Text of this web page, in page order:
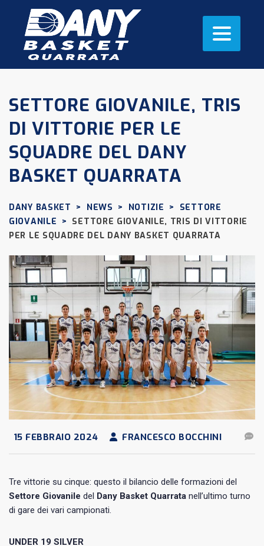
SETTORE GIOVANILE, TRIS
DI VITTORIE PER LE
SQUADRE DEL DANY
BASKET QUARRATA
DANY BASKET > NEWS > NOTIZIE >
SETTORE
GIOVANILE > SETTORE GIOVANILE, TRIS DI VITTORIE
PER LE SQUADRE DEL DANY BASKET QUARRATA
15 FEBBRAIO 2024 FRANCESCO BOCCHINI
Tre vittorie su cinque: questo il bilancio delle formazioni del
Settore Giovanile del Dany Basket Quarrata nell’ultimo turno
di gare dei vari campionati.
UNDER 19 SILVER